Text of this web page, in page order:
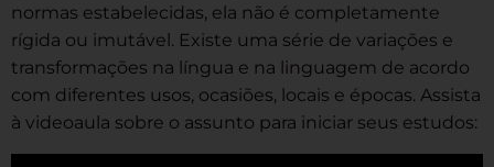
normas estabelecidas, ela não é completamente
rígida ou imutável. Existe uma série de variações e
transformações na língua e na linguagem de acordo
com diferentes usos, ocasiões, locais e épocas. Assista
à videoaula sobre o assunto para iniciar seus estudos: